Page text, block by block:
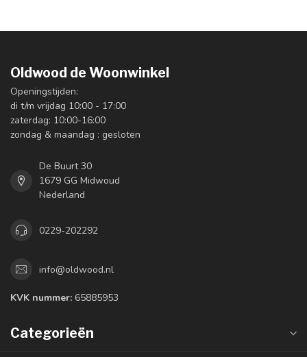
Oldwood de Woonwinkel
Openingstijden:
di t/m vrijdag 10:00 - 17:00
zaterdag: 10:00-16:00
zondag & maandag : gesloten
De Buurt 30
1679 GG Midwoud
Nederland
0229-202292
info@oldwood.nl
KVK nummer: 65885953
Categorieën